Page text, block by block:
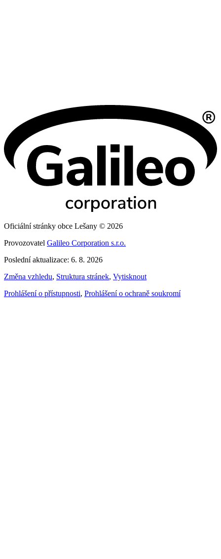
Oficiální stránky obce Lešany © 2026
Provozovatel Galileo Corporation s.r.o.
Poslední aktualizace: 6. 8. 2026
Změna vzhledu, Struktura stránek, Vytisknout
Prohlášení o přístupnosti, Prohlášení o ochraně soukromí